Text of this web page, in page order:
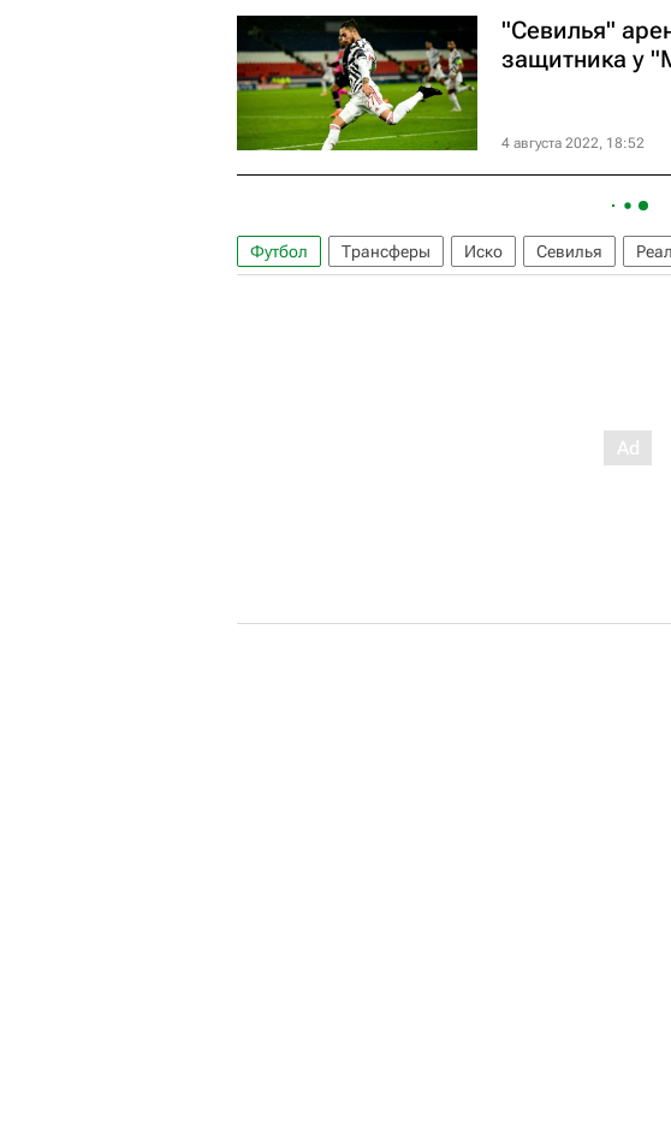
"Севилья"
защитника у
4 августа 2022, 18:52
Футбол Трансферы Иско Севилья